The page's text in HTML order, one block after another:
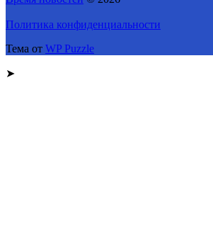
Политика конфиденциальности
Тема от WP Puzzle
➤